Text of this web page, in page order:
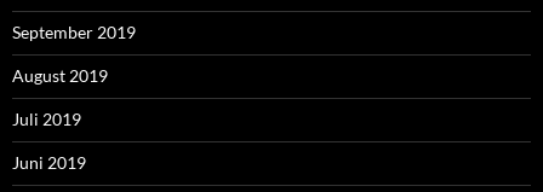
September 2019
August 2019
Juli 2019
Juni 2019